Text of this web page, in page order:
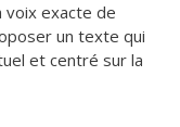
voix exacte de
un texte qui
et centré sur la